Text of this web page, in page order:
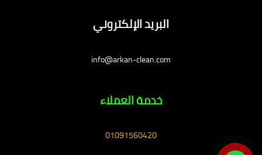
البريد الإلكتروني
info@arkan-clean.com
خدمة العملاء
01091560420